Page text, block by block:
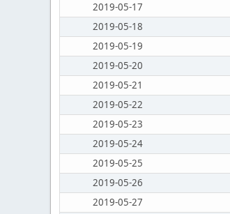
2019-05-17
2019-05-18
2019-05-19
2019-05-20
2019-05-21
2019-05-22
2019-05-23
2019-05-24
2019-05-25
2019-05-26
2019-05-27